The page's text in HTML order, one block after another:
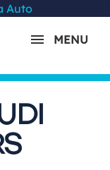
Auto
MENU